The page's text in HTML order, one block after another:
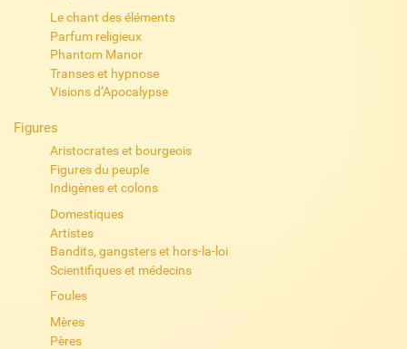
Le chant des éléments
Parfum religieux
Phantom Manor
Transes et hypnose
Visions d’Apocalypse
Figures
Aristocrates et bourgeois
Figures du peuple
Indigènes et colons
Domestiques
Artistes
Bandits, gangsters et hors-la-loi
Scientifiques et médecins
Foules
Mères
Pères